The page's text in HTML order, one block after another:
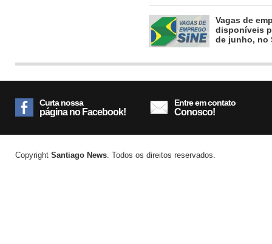
Vagas de
disponíveis
de junho, no
Curta nossa
página no Facebook!
Entre em contato
Conosco!
Copyright Santiago News. Todos os direitos reservados.